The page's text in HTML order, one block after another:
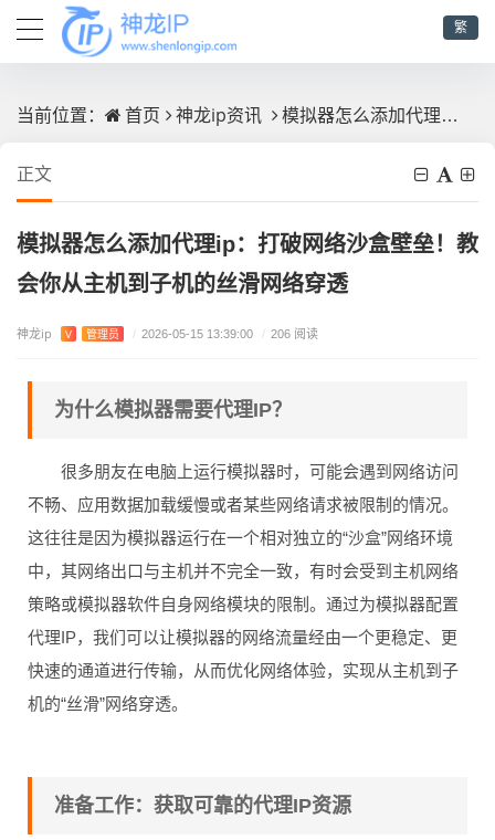
繁
当前位置： 首页 神龙ip资讯 模拟器怎么添加代理ip：打破网络沙盒壁垒！教会你从主机到子机的丝滑网络穿透
正文
模拟器怎么添加代理ip：打破网络沙盒壁垒！教
会你从主机到子机的丝滑网络穿透
神龙ip V 管理员 / 2026-05-15 13:39:00 / 206 阅读
为什么模拟器需要代理IP？
很多朋友在电脑上运行模拟器时，可能会遇到网络访问
不畅、应用数据加载缓慢或者某些网络请求被限制的情况。
这往往是因为模拟器运行在一个相对独立的“沙盒”网络环境
中，其网络出口与主机并不完全一致，有时会受到主机网络
策略或模拟器软件自身网络模块的限制。通过为模拟器配置
代理IP，我们可以让模拟器的网络流量经由一个更稳定、更
快速的通道进行传输，从而优化网络体验，实现从主机到子
机的“丝滑”网络穿透。
准备工作：获取可靠的代理IP资源